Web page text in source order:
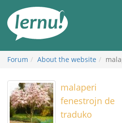
the
content
Forum About the website
malaperi
fenestrojn de
traduko